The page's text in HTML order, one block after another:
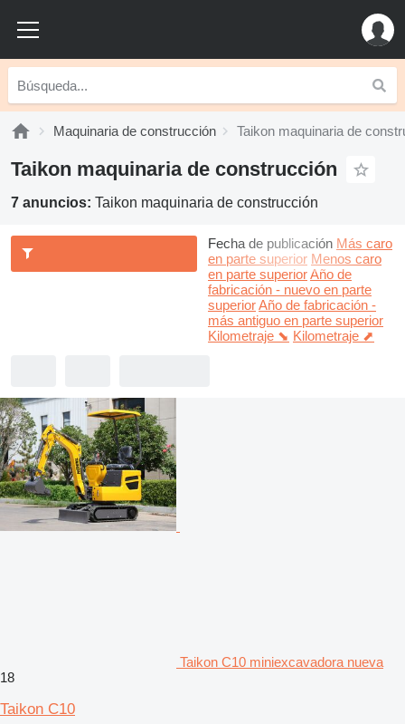
Maquinaria de construcción Taikon maquinaria de
Taikon maquinaria de construcción
7 anuncios: Taikon maquinaria de construcción
Fecha de publicación Más caro
en parte superior Menos caro
en parte superiorAño de
fabricación - nuevo en parte
superiorAño de fabricación -
más antiguo en parte superior
Kilometraje ⬊ Kilometraje ⬈
Taikon C10 miniexcavadora nueva
18
Taikon C10